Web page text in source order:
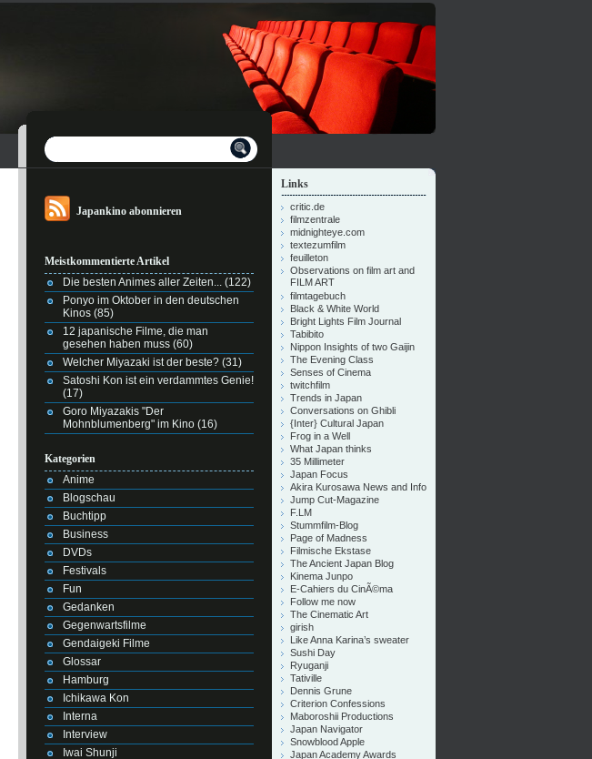
Japankino abonnieren
Meistkommentierte Artikel
Die besten Animes aller Zeiten... (122)
Ponyo im Oktober in den deutschen
Kinos (85)
12 japanische Filme, die man
gesehen haben muss (60)
Welcher Miyazaki ist der beste? (31)
Satoshi Kon ist ein verdammtes Genie!
(17)
Goro Miyazakis "Der
Mohnblumenberg" im Kino (16)
Kategorien
Anime
Blogschau
Buchtipp
Business
DVDs
Festivals
Fun
Gedanken
Gegenwartsfilme
Gendaigeki Filme
Glossar
Hamburg
Ichikawa Kon
Interna
Interview
Iwai Shunji
Links
critic.de
filmzentrale
midnighteye.com
textezumfilm
feuilleton
Observations on film art and
FILM ART
filmtagebuch
Black & White World
Bright Lights Film Journal
Tabibito
Nippon Insights of two Gaijin
The Evening Class
Senses of Cinema
twitchfilm
Trends in Japan
Conversations on Ghibli
{Inter} Cultural Japan
Frog in a Well
What Japan thinks
35 Millimeter
Japan Focus
Akira Kurosawa News and Info
Jump Cut-Magazine
F.LM
Stummfilm-Blog
Page of Madness
Filmische Ekstase
The Ancient Japan Blog
Kinema Junpo
E-Cahiers du CinÃ©ma
Follow me now
The Cinematic Art
girish
Like Anna Karina’s sweater
Sushi Day
Ryuganji
Tativille
Dennis Grune
Criterion Confessions
Maboroshii Productions
Japan Navigator
Snowblood Apple
Japan Academy Awards